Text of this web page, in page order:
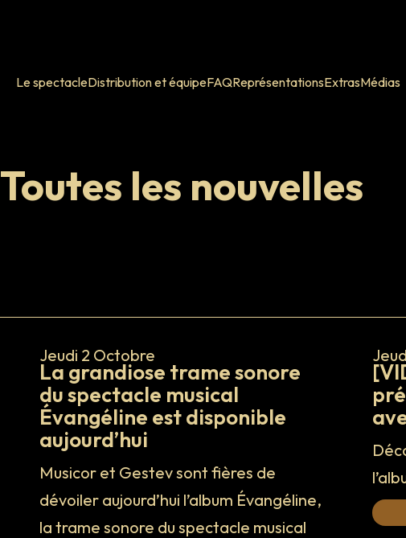
Le spectacleDistribution et équipeFAQReprésentationsExtrasMédias
FR| EN
Toutes les nouvelles
Jeudi 2 Octobre
La grandiose trame sonore
du spectacle musical
Évangéline est disponible
aujourd’hui
Musicor et Gestev sont fières de
dévoiler aujourd’hui l’album Évangéline,
la trame sonore du spectacle musical